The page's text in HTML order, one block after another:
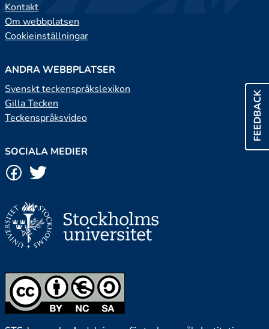
FEEDBACK
Kontakt
Om webbplatsen
Cookieinställningar
ANDRA WEBBPLATSER
Svenskt teckenspråkslexikon
Gilla Tecken
Teckenspråksvideo
SOCIALA MEDIER